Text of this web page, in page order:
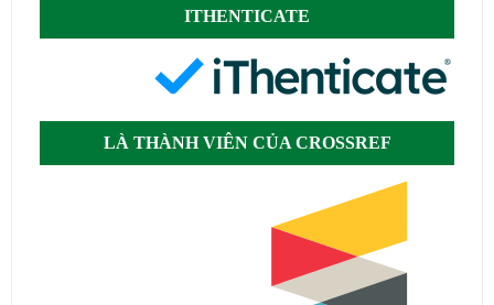
ITHENTICATE
LÀ THÀNH VIÊN CỦA CROSSREF